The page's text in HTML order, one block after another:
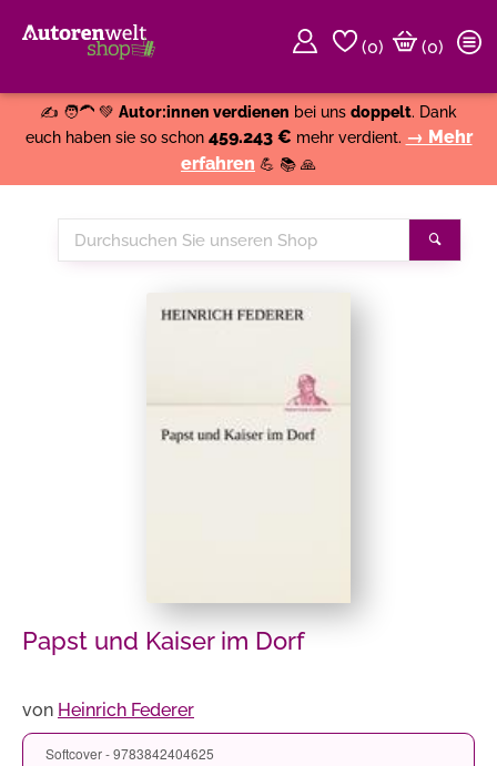
(0)
(0)
✍️ 🧑‍🦱 💚 Autor:innen verdienen bei uns doppelt. Dank
euch haben sie so schon 459.243 € mehr verdient. → Mehr
erfahren 💪 📚 🙏
Durchsuchen
Sie
Papst und Kaiser im Dorf
von Heinrich Federer
Softcover - 9783842404625